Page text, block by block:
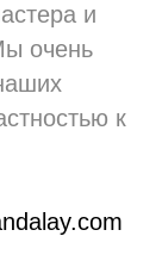
и
очень
к